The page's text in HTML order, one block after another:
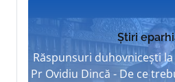
Știri
Răspunsuri duhovnicești
Pr Ovidiu Dincă - De ce